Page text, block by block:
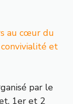
au cœur du
et
par le
1er et 2